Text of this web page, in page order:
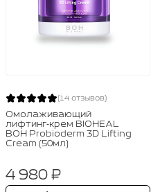
(14 отзывов)
Омолаживающий
лифтинг‑крем BIOHEAL
BOH Probioderm 3D Lifting
Cream (50мл)
4 980 ₽